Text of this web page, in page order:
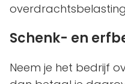
Schenk- en
Neem je het bedrijf